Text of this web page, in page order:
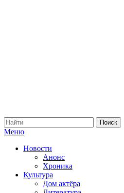
Меню
Новости
Анонс
Хроника
Культура
Дом актёра